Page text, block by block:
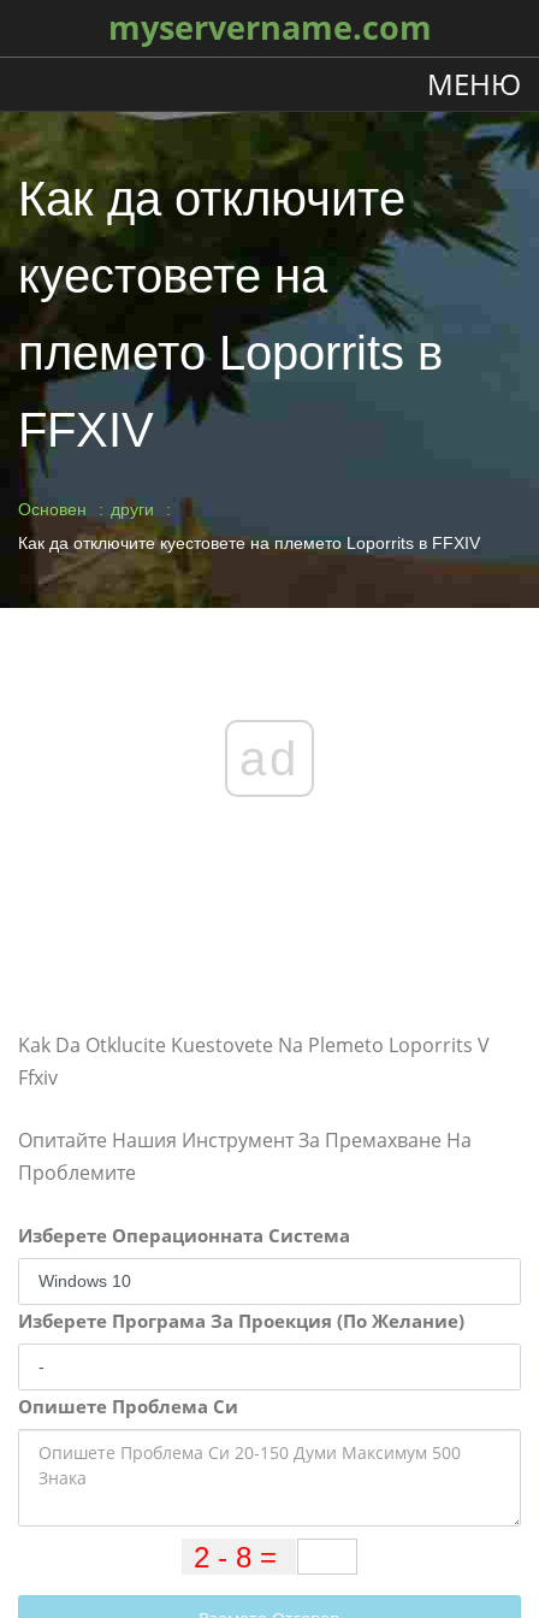
myservername.com
МЕНЮ
Как да отключите
куестовете на
племето Loporrits в
FFXIV
Основен
други
Как да отключите куестовете на племето Loporrits в FFXIV
ad
Kak Da Otklucite Kuestovete Na Plemeto Loporrits V
Ffxiv
Опитайте Нашия Инструмент За Премахване На
Проблемите
Изберете Операционната Система
Изберете Програма За Проекция (По Желание)
Опишете Проблема Си